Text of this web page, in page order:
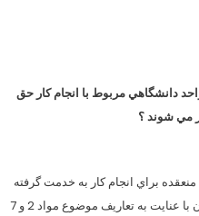
دانشگاهي مربوط با انجام كار حق
مي شوند ؟
براي انجام كار به خدمت گرفته
به تعاريف موضوع مواد 2 و 7